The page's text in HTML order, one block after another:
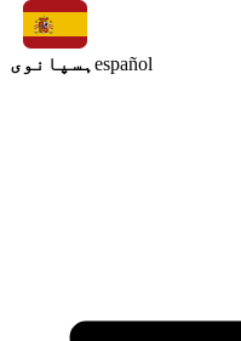
ہسپانوی español